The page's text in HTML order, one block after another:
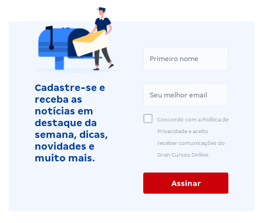
Cadastre-se e
receba as
notícias em
destaque da
semana, dicas,
novidades e
muito mais.
Concordo com a Política de
Privacidade e aceito
receber comunicações do
Gran Cursos Online.